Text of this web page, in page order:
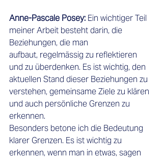
Anne-Pascale Posey: Ein wichtiger Teil
meiner Arbeit besteht darin, die
Beziehungen, die man
aufbaut, regelmässig zu reflektieren
und zu überdenken. Es ist wichtig, den
aktuellen Stand dieser Beziehungen zu
verstehen, gemeinsame Ziele zu klären
und auch persönliche Grenzen zu
erkennen.
Besonders betone ich die Bedeutung
klarer Grenzen. Es ist wichtig zu
erkennen, wenn man in etwas, sagen